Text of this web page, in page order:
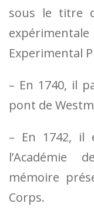
sous le titre
Experimental
– En 1740, il
pont de
– En 1742, il
l’Académie
mémoire
Corps.